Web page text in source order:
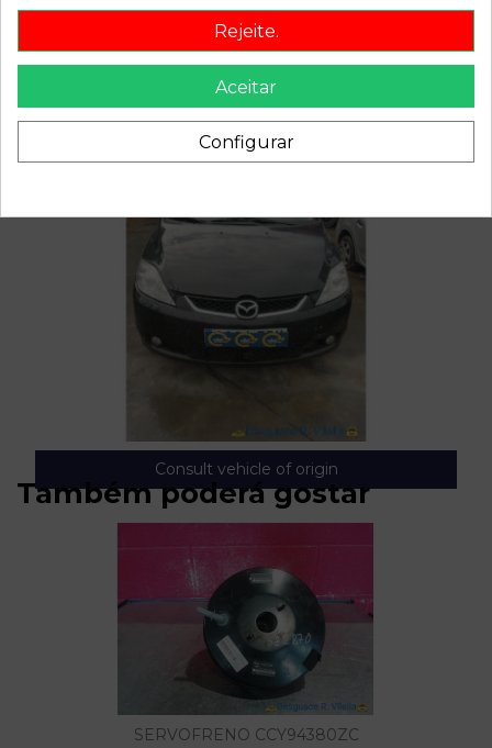
Consult vehicle of origin
Também poderá gostar
SERVOFRENO CCY94380ZC
Rejeite.
Aceitar
Configurar